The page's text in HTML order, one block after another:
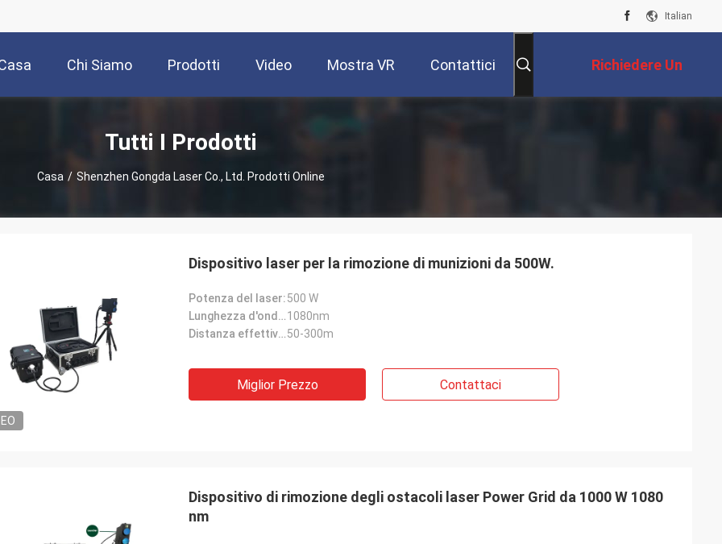
Italian
Chi Siamo Prodotti Video Mostra VR Contattici Richiedere Un
Preventivo
Tutti I Prodotti
Casa / Shenzhen Gongda Laser Co., Ltd. Prodotti Online
Dispositivo laser per la rimozione di munizioni da 500W.
Potenza del laser:500 W
Lunghezza d'onda del laser:1080nm
Distanza effettiva di lavoro:50-300m
Miglior Prezzo Contattaci
Dispositivo di rimozione degli ostacoli laser Power Grid da 1000 W 1080
nm